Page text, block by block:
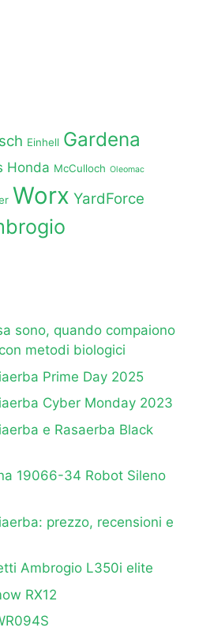
Einhell Gardena
Honda McCulloch Oleomac
Worx YardForce
sono, quando compaiono
metodi biologici
Prime Day 2025
Cyber Monday 2023
e Rasaerba Black
19066-34 Robot Sileno
prezzo, recensioni e
Ambrogio L350i elite
RX12